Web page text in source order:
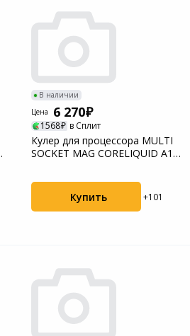
В наличии
Цена
6 270
1568 в Сплит
Кулер для процессора MULTI
SOCKET MAG CORELIQUID A13
Купить +101